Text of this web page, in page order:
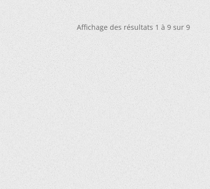
Affichage des résultats 1 à 9 sur 9